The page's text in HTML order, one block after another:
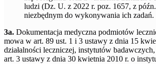
ludzi (Dz. U. z 2022 r. poz. 1657, z
niezbędnym do wykonywania ich zadań.
3a. Dokumentacja medyczna podmiotów
mowa w art. 89 ust. 1 i 3 ustawy z dnia 15
działalności leczniczej, instytutów
art. 3 ustawy z dnia 30 kwietnia 2010 r. o